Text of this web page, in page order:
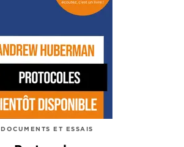
DOCUMENTS ET ESSAIS